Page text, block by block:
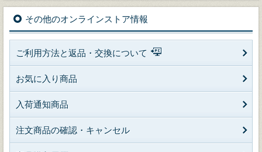
その他のオンラインストア情報
ご利用方法と返品・交換について
お気に入り商品
入荷通知商品
注文商品の確認・キャンセル